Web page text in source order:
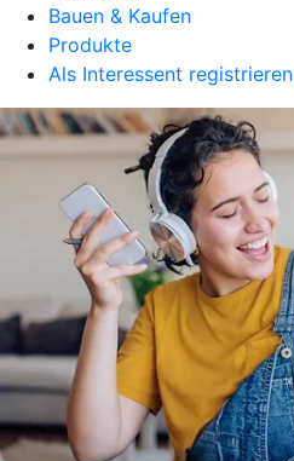
Bauen & Kaufen
Produkte
Als Interessent registrieren